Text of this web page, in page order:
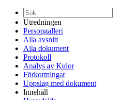
Utredningen
Persongalleri
Alla avsnitt
Alla dokument
Protokoll
Analys av Kulor
Förkortningar
Uppslag med dokument
Innehåll